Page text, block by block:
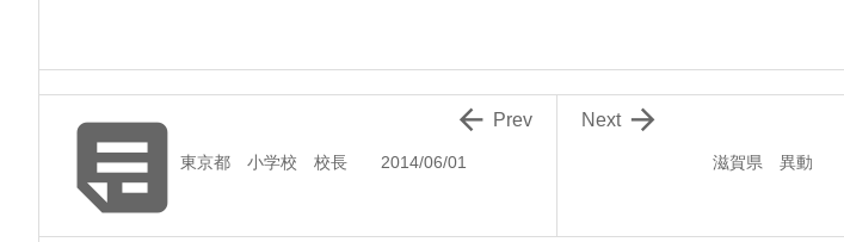
滋賀県 異動

Next
東京都 小学校 校長 2014/06/01
 Prev